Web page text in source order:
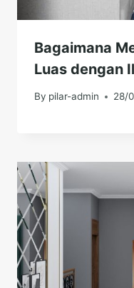
Bagaimana
Luas dengan
By pilar-admin 28/